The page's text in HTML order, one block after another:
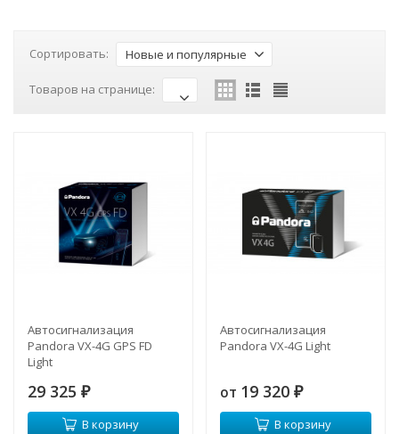
Сортировать: Новые и популярные
Товаров на странице:
Автосигнализация
Pandora VX-4G GPS FD
Light
29 325 ₽
В корзину
Автосигнализация
Pandora VX-4G Light
от 19 320 ₽
В корзину